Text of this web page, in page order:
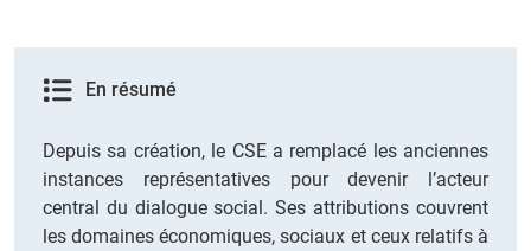
En résumé
Depuis sa création, le CSE a remplacé les anciennes
instances représentatives pour devenir l’acteur
central du dialogue social. Ses attributions couvrent
les domaines économiques, sociaux et ceux relatifs à